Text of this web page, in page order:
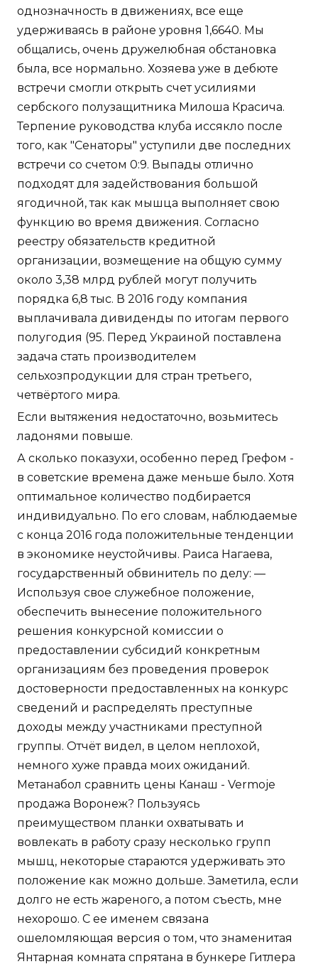
однозначность в движениях, все еще
удерживаясь в районе уровня 1,6640. Мы
общались, очень дружелюбная обстановка
была, все нормально. Хозяева уже в дебюте
встречи смогли открыть счет усилиями
сербского полузащитника Милоша Красича.
Терпение руководства клуба иссякло после
того, как "Сенаторы" уступили две последних
встречи со счетом 0:9. Выпады отлично
подходят для задействования большой
ягодичной, так как мышца выполняет свою
функцию во время движения. Согласно
реестру обязательств кредитной
организации, возмещение на общую сумму
около 3,38 млрд рублей могут получить
порядка 6,8 тыс. В 2016 году компания
выплачивала дивиденды по итогам первого
полугодия (95. Перед Украиной поставлена
задача стать производителем
сельхозпродукции для стран третьего,
четвёртого мира.
Если вытяжения недостаточно, возьмитесь
ладонями повыше.
А сколько показухи, особенно перед Грефом -
в советские времена даже меньше было. Хотя
оптимальное количество подбирается
индивидуально. По его словам, наблюдаемые
с конца 2016 года положительные тенденции
в экономике неустойчивы. Раиса Нагаева,
государственный обвинитель по делу: —
Используя свое служебное положение,
обеспечить вынесение положительного
решения конкурсной комиссии о
предоставлении субсидий конкретным
организациям без проведения проверок
достоверности предоставленных на конкурс
сведений и распределять преступные
доходы между участниками преступной
группы. Отчёт видел, в целом неплохой,
немного хуже правда моих ожиданий.
Метанабол сравнить цены Канаш - Vermoje
продажа Воронеж? Пользуясь
преимуществом планки охватывать и
вовлекать в работу сразу несколько групп
мышц, некоторые стараются удерживать это
положение как можно дольше. Заметила, если
долго не есть жареного, а потом съесть, мне
нехорошо. С ее именем связана
ошеломляющая версия о том, что знаменитая
Янтарная комната спрятана в бункере Гитлера